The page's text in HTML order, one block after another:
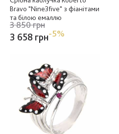
Bravo "Nine3five" з фіанітами
та білою емаллю
3 850 грн
3 658 грн-5%